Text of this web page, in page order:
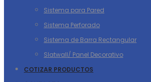
Sistema para Pared
Sistema Perforado
Sistema de Barra Rectangular
Slatwall/ Panel Decorativo
COTIZAR PRODUCTOS